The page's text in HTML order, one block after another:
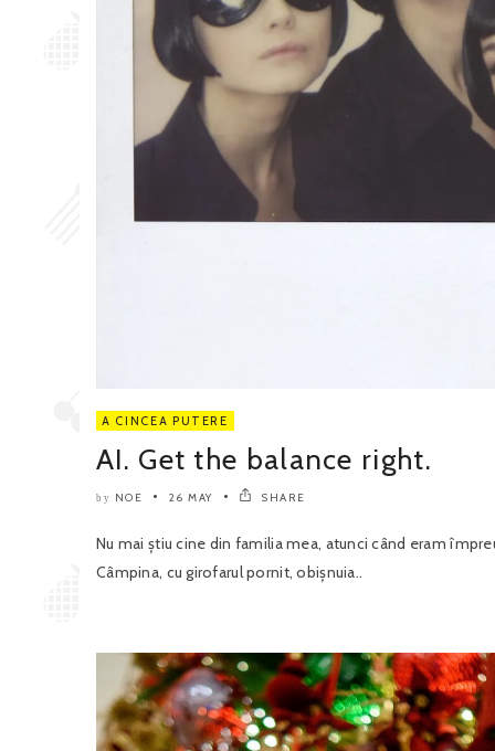
A CINCEA PUTERE
AI. Get the balance right.
by NOE 26 MAY SHARE
Nu mai știu cine din familia mea, atunci când eram
Câmpina, cu girofarul pornit, obișnuia..